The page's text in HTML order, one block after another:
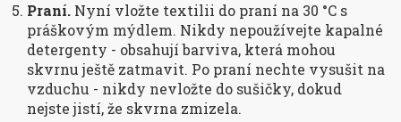
Praní. Nyní vložte textilii do praní na 30 °C s
práškovým mýdlem. Nikdy nepoužívejte kapalné
detergenty - obsahují barviva, která mohou
skvrnu ještě zatmavit. Po praní nechte vysušit na
vzduchu - nikdy nevložte do sušičky, dokud
nejste jistí, že skvrna zmizela.